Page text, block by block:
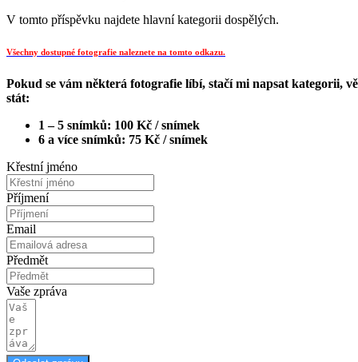
V tomto příspěvku najdete hlavní kategorii dospělých.
Všechny dostupné fotografie naleznete na tomto odkazu.
Pokud se vám některá fotografie líbí, stačí mi napsat kategorii,
stát:
1 – 5 snímků: 100 Kč / snímek
6 a více snímků: 75 Kč / snímek
Křestní jméno
Příjmení
Email
Předmět
Vaše zpráva